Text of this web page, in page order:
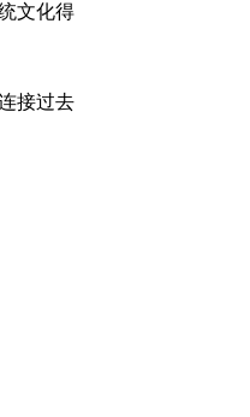
文化得
接过去